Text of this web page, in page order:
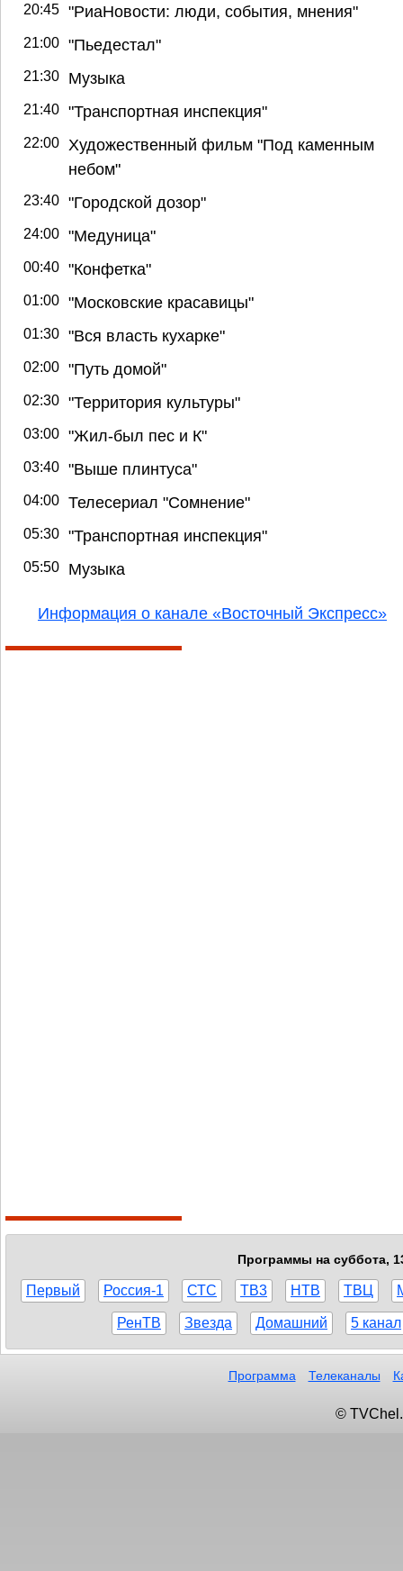
20:45 "РиаНовости: люди, события, мнения"
21:00 "Пьедестал"
21:30 Музыка
21:40 "Транспортная инспекция"
22:00
Художественный фильм "Под каменным
небом"
23:40 "Городской дозор"
24:00 "Медуница"
00:40 "Конфетка"
01:00 "Московские красавицы"
01:30 "Вся власть кухарке"
02:00 "Путь домой"
02:30 "Территория культуры"
03:00 "Жил-был пес и К"
03:40 "Выше плинтуса"
04:00 Телесериал "Сомнение"
05:30 "Транспортная инспекция"
05:50 Музыка
Информация о канале «Восточный Экспресс»
Программы на суббота,
Первый Россия-1 СТС ТВ3 НТВ ТВЦ
РенТВ Звезда Домашний 5 канал
Программа Телеканалы
©